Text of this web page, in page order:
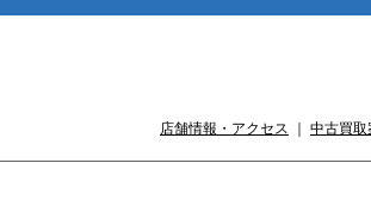
店舗情報・アクセス 中古買取